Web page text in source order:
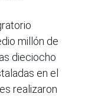
millón de
dieciocho
en el
realizaron